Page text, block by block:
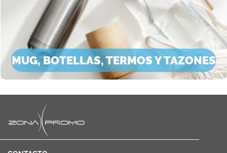
MUG, BOTELLAS, TERMOS Y TAZONES